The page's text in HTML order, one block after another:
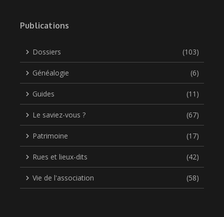
Publications
Dossiers (103)
Généalogie (6)
Guides (11)
Le saviez-vous ? (67)
Patrimoine (17)
Rues et lieux-dits (42)
Vie de l'association (58)